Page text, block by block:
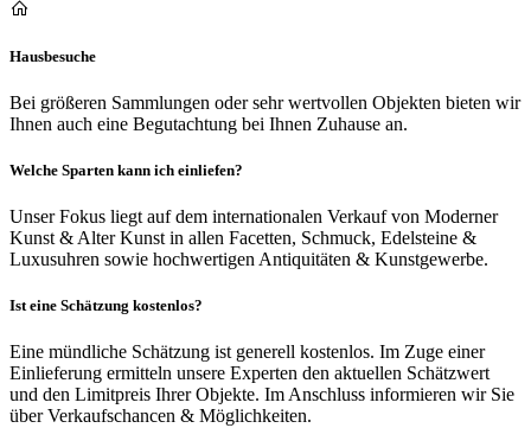
Hausbesuche
Bei größeren Sammlungen oder sehr wertvollen Objekten bieten wir
Ihnen auch eine Begutachtung bei Ihnen Zuhause an.
Welche Sparten kann ich einliefen?
Unser Fokus liegt auf dem internationalen Verkauf von Moderner
Kunst & Alter Kunst in allen Facetten, Schmuck, Edelsteine &
Luxusuhren sowie hochwertigen Antiquitäten & Kunstgewerbe.
Ist eine Schätzung kostenlos?
Eine mündliche Schätzung ist generell kostenlos. Im Zuge einer
Einlieferung ermitteln unsere Experten den aktuellen Schätzwert
und den Limitpreis Ihrer Objekte. Im Anschluss informieren wir Sie
über Verkaufschancen & Möglichkeiten.